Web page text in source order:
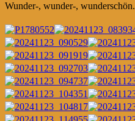
Wunder-, wunder-, wunderschön.